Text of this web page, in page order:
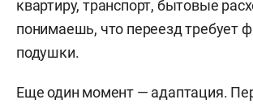
квартиру, транспорт, бытовые
понимаешь, что переезд требует
подушки.
Еще один момент — адаптация.